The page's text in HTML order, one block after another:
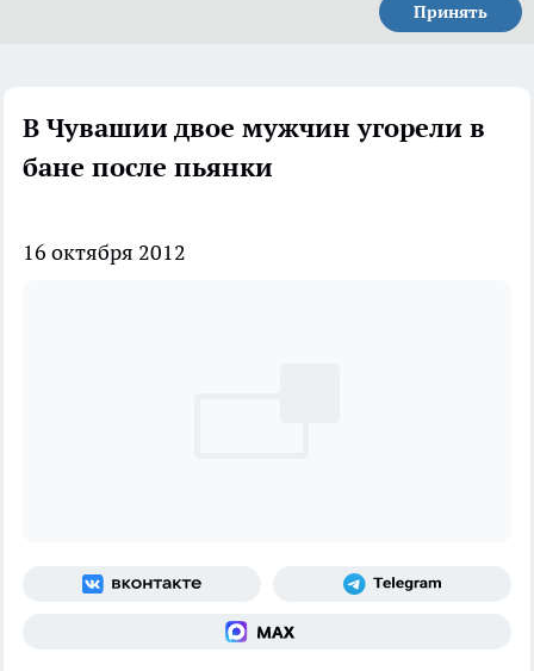
Принять
В Чувашии двое мужчин угорели в
бане после пьянки
16 октября 2012